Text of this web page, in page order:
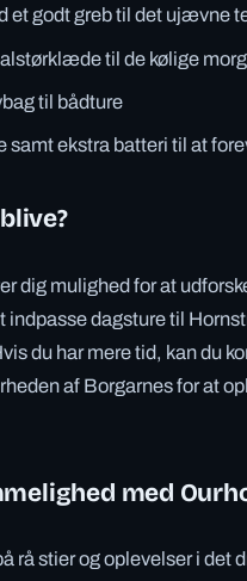
et godt greb til det ujævne
til de kølige
til bådture
samt ekstra batteri til at
dig mulighed for at
indpasse dagsture til
du har mere tid, kan du
af Borgarnes for at
med
rå stier og oplevelser i det